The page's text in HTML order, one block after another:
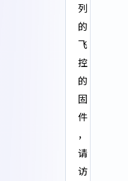
列
的
飞
控
的
固
件
，
请
访